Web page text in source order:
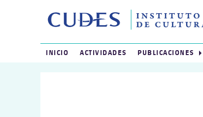
INICIO ACTIVIDADES PUBLICACIONES